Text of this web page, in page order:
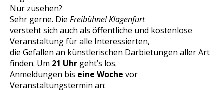
Nur zusehen?
Sehr gerne. Die Freibühne! Klagenfurt
versteht sich auch als öffentliche und kostenlose
Veranstaltung für alle Interessierten,
die Gefallen an künstlerischen Darbietungen aller Art
finden. Um 21 Uhr geht’s los.
Anmeldungen bis eine Woche vor
Veranstaltungstermin an: